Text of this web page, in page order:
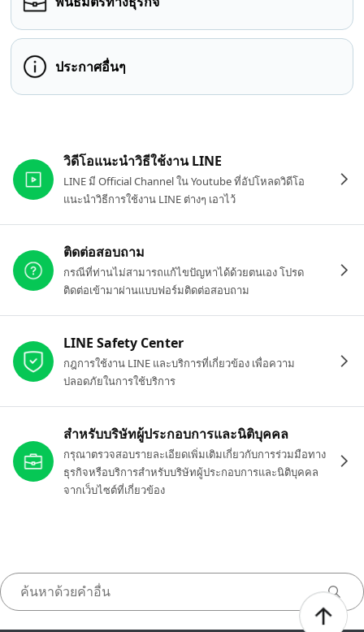
ประกาศอื่นๆ
วิดีโอแนะนำวิธีใช้งาน LINE
LINE มี Official Channel ใน Youtube ที่อัปโหลดวิดีโอ
แนะนำวิธีการใช้งาน LINE ต่างๆ เอาไว้
ติดต่อสอบถาม
กรณีที่ท่านไม่สามารถแก้ไขปัญหาได้ด้วยตนเอง โปรด
ติดต่อเข้ามาผ่านแบบฟอร์มติดต่อสอบถาม
LINE Safety Center
กฎการใช้งาน LINE และบริการที่เกี่ยวข้อง เพื่อความ
ปลอดภัยในการใช้บริการ
สำหรับบริษัทผู้ประกอบการและนิติบุคคล
กรุณาตรวจสอบรายละเอียดเพิ่มเติมเกี่ยวกับการร่วมมือทาง
ธุรกิจหรือบริการสำหรับบริษัทผู้ประกอบการและนิติบุคคล
จากเว็บไซต์ที่เกี่ยวข้อง